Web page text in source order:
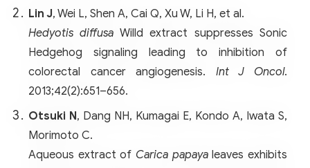
Lin J, Wei L, Shen A, Cai Q, Xu W, Li H, et al.
Hedyotis diffusa Willd extract suppresses Sonic
Hedgehog signaling leading to inhibition of
colorectal cancer angiogenesis. Int J Oncol.
2013;42(2):651–656.
Otsuki N, Dang NH, Kumagai E, Kondo A, Iwata S,
Morimoto C.
Aqueous extract of Carica papayaleaves exhibits